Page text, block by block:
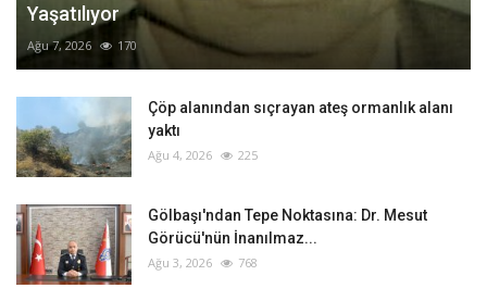
Yaşatılıyor
Ağu 7, 2026 170
Çöp alanından sıçrayan ateş ormanlık alanı
yaktı
Ağu 4, 2026 225
Gölbaşı'ndan Tepe Noktasına: Dr. Mesut
Görücü'nün İnanılmaz...
Ağu 3, 2026 768